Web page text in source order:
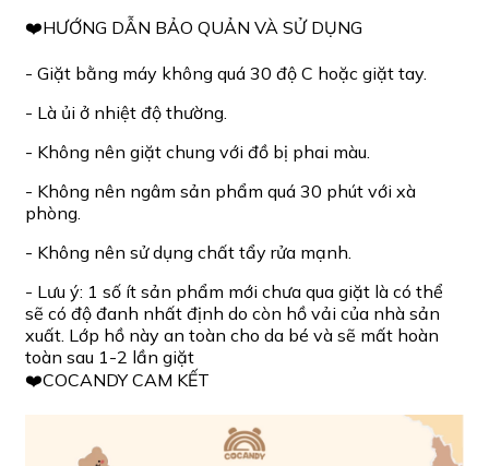
❤️HƯỚNG DẪN BẢO QUẢN VÀ SỬ DỤNG
- Giặt bằng máy không quá 30 độ C hoặc giặt tay.
- Là ủi ở nhiệt độ thường.
- Không nên giặt chung với đồ bị phai màu.
- Không nên ngâm sản phẩm quá 30 phút với xà
phòng.
- Không nên sử dụng chất tẩy rửa mạnh.
- Lưu ý: 1 số ít sản phẩm mới chưa qua giặt là có thể
sẽ có độ đanh nhất định do còn hồ vải của nhà sản
xuất. Lớp hồ này an toàn cho da bé và sẽ mất hoàn
toàn sau 1-2 lần giặt
❤️COCANDY CAM KẾT